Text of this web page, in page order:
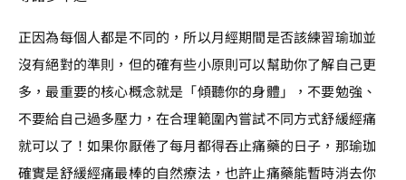
正因為每個人都是不同的，所以月經期間是否該練習瑜珈並
沒有絕對的準則，但的確有些小原則可以幫助你了解自己更
多，最重要的核心概念就是「傾聽你的身體」，不要勉強、
不要給自己過多壓力，在合理範圍內嘗試不同方式舒緩經痛
就可以了！如果你厭倦了每月都得吞止痛藥的日子，那瑜珈
確實是舒緩經痛最棒的自然療法，也許止痛藥能暫時消去你